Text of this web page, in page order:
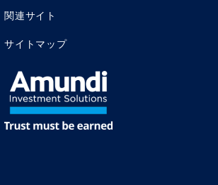
関連サイト
サイトマップ